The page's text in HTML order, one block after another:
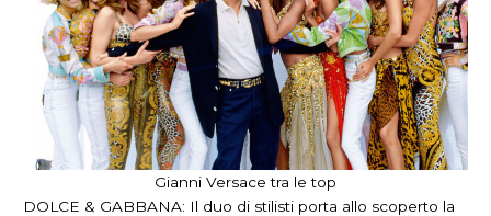
Gianni Versace tra le top
DOLCE & GABBANA: Il duo di stilisti porta allo scoperto la